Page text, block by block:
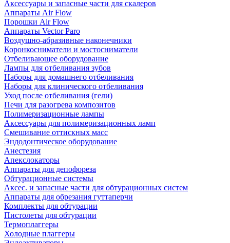
Аксессуары и запасные части для скалеров
Аппараты Air Flow
Порошки Air Flow
Аппараты Vector Paro
Воздушно-абразивные наконечники
Коронкосниматели и мостосниматели
Отбеливающее оборудование
Лампы для отбеливания зубов
Наборы для домашнего отбеливания
Наборы для клинического отбеливания
Уход после отбеливания (гели)
Печи для разогрева композитов
Полимеризационные лампы
Аксессуары для полимеризационных ламп
Смешивание оттискных масс
Эндодонтическое оборудование
Анестезия
Апекслокаторы
Аппараты для депофореза
Обтурационные системы
Аксес. и запасные части для обтурационных систем
Аппараты для обрезания гуттаперчи
Комплекты для обтурации
Пистолеты для обтурации
Термоплаггеры
Холодные плаггеры